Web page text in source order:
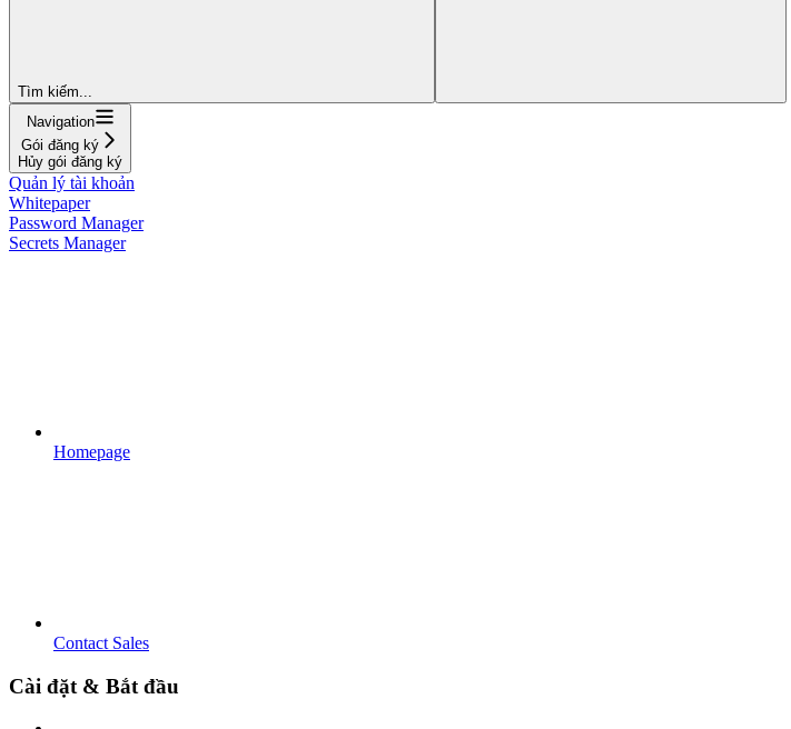
Tìm kiếm...
Navigation
Gói đăng ký
Hủy gói đăng ký
Quản lý tài khoản
Whitepaper
Password Manager
Secrets Manager
Homepage
Contact Sales
Cài đặt & Bắt đầu